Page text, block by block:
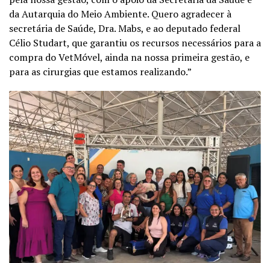
da Autarquia do Meio Ambiente. Quero agradecer à
secretária de Saúde, Dra. Mabs, e ao deputado federal
Célio Studart, que garantiu os recursos necessários para a
compra do VetMóvel, ainda na nossa primeira gestão, e
para as cirurgias que estamos realizando.”